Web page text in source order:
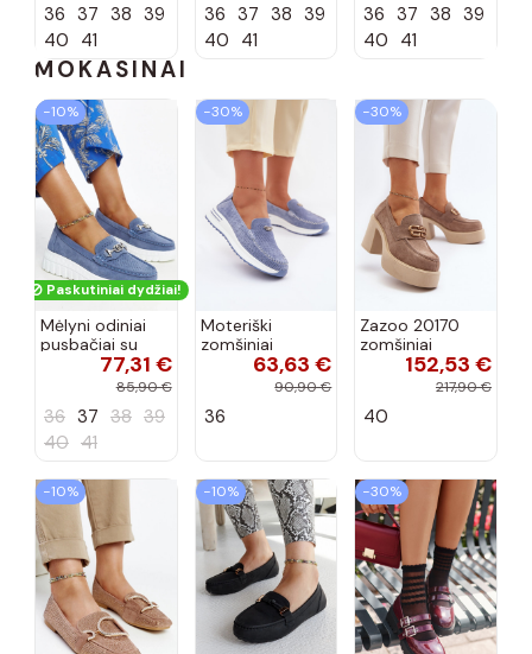
36 37 38 39
40 41
36 37 38 39
40 41
36 37 38 39
40 41
MOKASINAI
−10%
Paskutiniai dydžiai!
Mėlyni odiniai
pusbačiai su
dekoratyvine
sagtimi Taija
77,31 €
85,90 €
36 37 38 39
40 41
−30%
Moteriški
zomšiniai
mokasinai
Demela mėlynos
63,63 €
90,90 €
36
−30%
Zazoo 20170
zomšiniai
bateliai su
kulniukais smėlio
152,53 €
217,90 €
40
−10% −10% −30%